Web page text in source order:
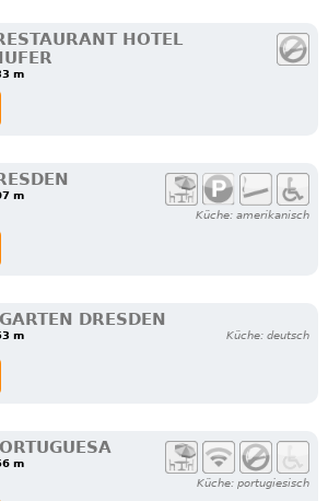
HOTEL
m
m
Küche: amerikanisch
DRESDEN
m Küche: deutsch
m
Küche: portugiesisch